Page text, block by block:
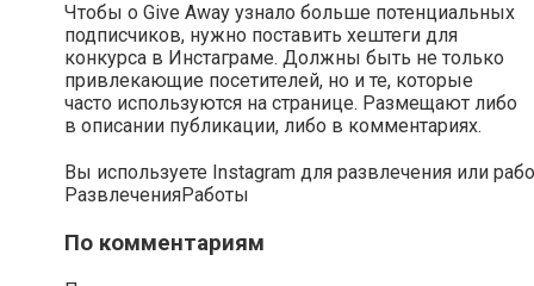
Чтобы о Give Away узнало больше потенциальных
подписчиков, нужно поставить хештеги для
конкурса в Инстаграме. Должны быть не только
привлекающие посетителей, но и те, которые
часто используются на странице. Размещают либо
в описании публикации, либо в комментариях.
Вы используете Instagram для развлечения или
РазвлеченияРаботы
По комментариям